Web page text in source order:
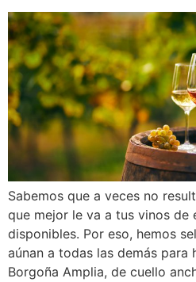
Sabemos que a veces no
que mejor le va a tus vinos de
disponibles. Por eso, hemos
aúnan a todas las demás
Borgoña Amplia, de cuello